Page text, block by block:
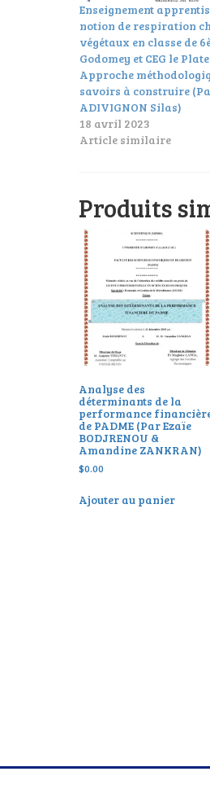
Enseignement
notion de respiration
végétaux en classe de
Godomey et CEG le
Approche
savoirs à construire
ADIVIGNON Silas)
18 avril 2023
Article similaire
Produits
Analyse des
déterminants de la
performance
de PADME (Par Ezaïe
BODJRENOU &
Amandine ZANKRAN)
$0.00
Ajouter au panier